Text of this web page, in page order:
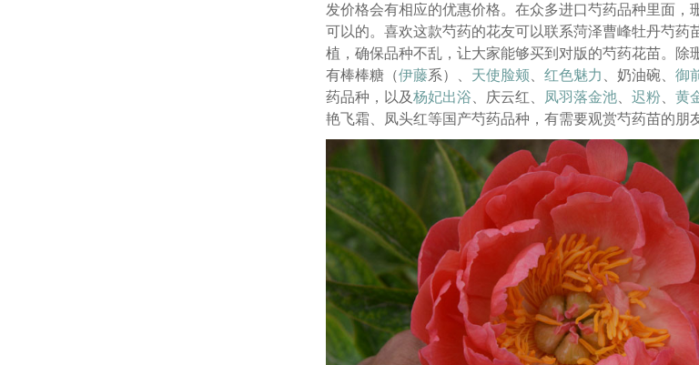
发价格会有相应的优惠价格。在众多进口芍药品种里面，
可以的。喜欢这款芍药的花友可以联系菏泽曹峰牡丹芍药
植，确保品种不乱，让大家能够买到对版的芍药花苗。除
有棒棒糖（伊藤系）、 天使脸颊 、红色魅力 、奶油碗、御
药品种，以及杨妃出浴 、庆云红、 凤羽落金池 、迟粉 、黄
艳飞霜、凤头红等国产芍药品种，有需要观赏芍药苗的朋